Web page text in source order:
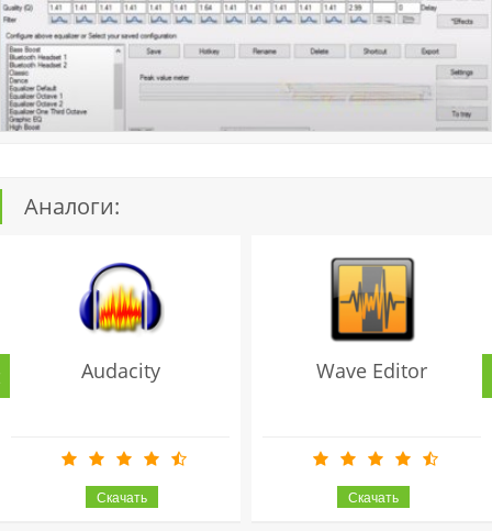
Аналоги:
Audacity Wave Editor